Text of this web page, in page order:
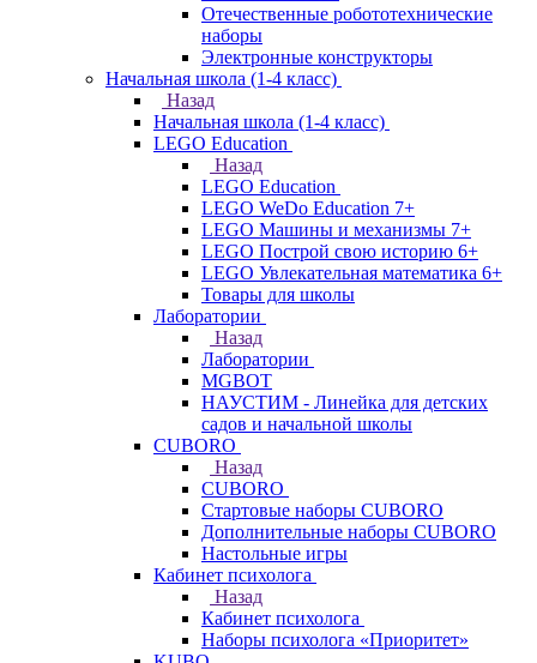
Отечественные робототехнические
наборы
Электронные конструкторы
Начальная школа (1-4 класс)
Назад
Начальная школа (1-4 класс)
LEGO Education
Назад
LEGO Education
LEGO WeDo Education 7+
LEGO Машины и механизмы 7+
LEGO Построй свою историю 6+
LEGO Увлекательная математика 6+
Товары для школы
Лаборатории
Назад
Лаборатории
MGBOT
НАУСТИМ - Линейка для детских
садов и начальной школы
CUBORO
Назад
CUBORO
Стартовые наборы CUBORO
Дополнительные наборы CUBORO
Настольные игры
Кабинет психолога
Назад
Кабинет психолога
Наборы психолога «Приоритет»